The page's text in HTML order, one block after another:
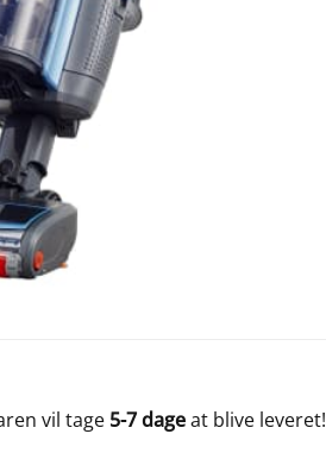
vil tage 5-7 dageat blive leveret!